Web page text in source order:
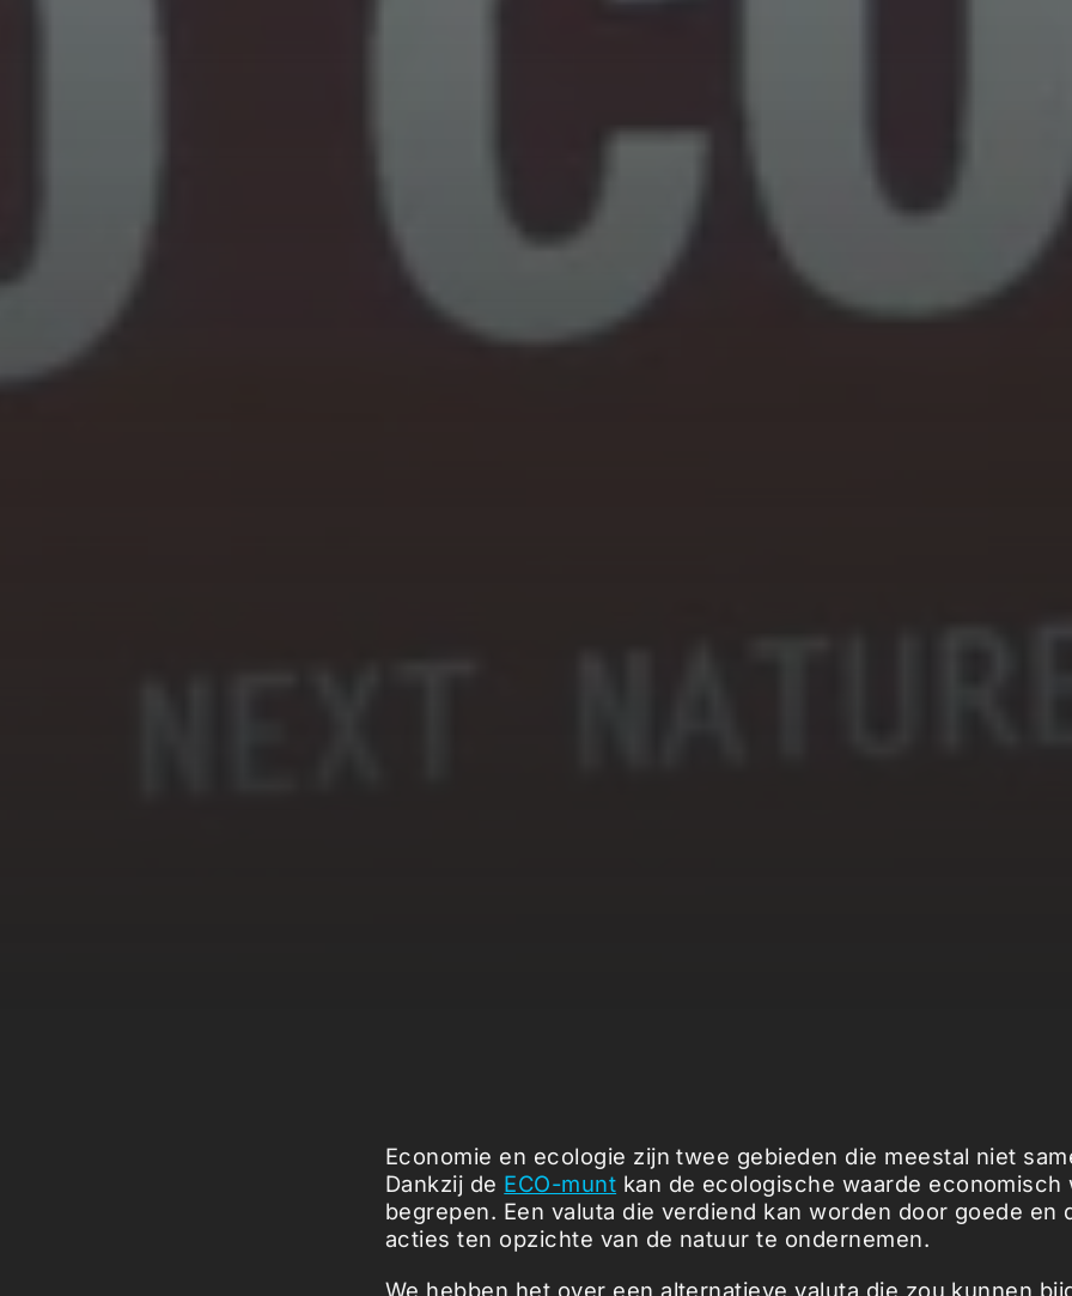
Economie en ecologie zijn twee gebieden die meestal niet
Dankzij de ECO-munt kan de ecologische waarde economisch
begrepen. Een valuta die verdiend kan worden door goede en
acties ten opzichte van de natuur te ondernemen.
We hebben het over een alternatieve valuta die zou kunnen